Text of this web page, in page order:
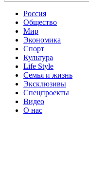
Россия
Общество
Мир
Экономика
Спорт
Культура
Life Style
Семья и жизнь
Эксклюзивы
Спецпроекты
Видео
О нас